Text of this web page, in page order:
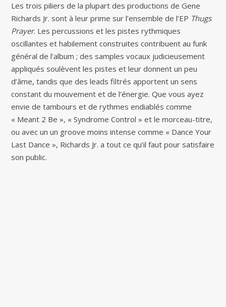
Les trois piliers de la plupart des productions de Gene
Richards Jr. sont à leur prime sur l’ensemble de l’EP Thugs
Prayer. Les percussions et les pistes rythmiques
oscillantes et habilement construites contribuent au funk
général de l’album ; des samples vocaux judicieusement
appliqués soulèvent les pistes et leur donnent un peu
d’âme, tandis que des leads filtrés apportent un sens
constant du mouvement et de l’énergie. Que vous ayez
envie de tambours et de rythmes endiablés comme
« Meant 2 Be », « Syndrome Control » et le morceau-titre,
ou avec un un groove moins intense comme « Dance Your
Last Dance », Richards Jr. a tout ce qu’il faut pour satisfaire
son public.